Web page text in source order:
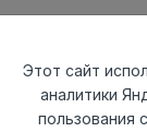
Этот сайт
аналитики
пользования